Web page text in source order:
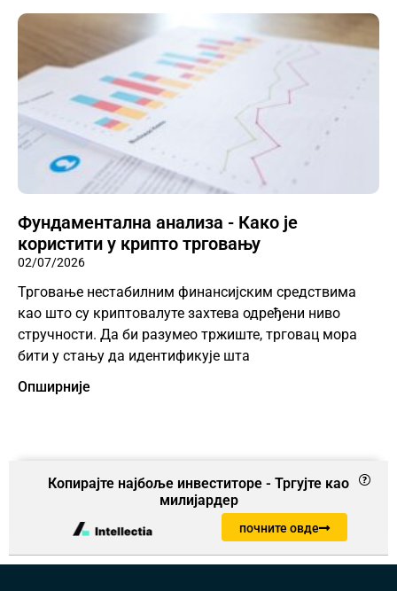
Фундаментална анализа - Како је
користити у крипто трговању
02/07/2026
Трговање нестабилним финансијским средствима
као што су криптовалуте захтева одређени ниво
стручности. Да би разумео тржиште, трговац мора
бити у стању да идентификује шта
Опширније
Копирајте најбоље инвеститоре - Тргујте као
милијардер
почните овде